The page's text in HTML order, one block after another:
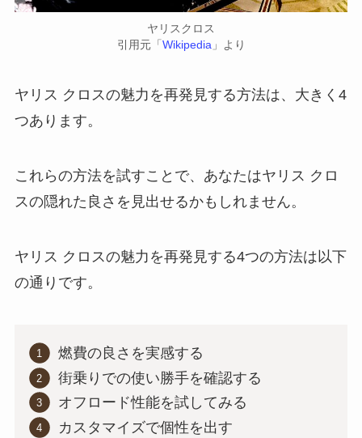
ヤリスクロス
引用元「 Wikipedia」より
ヤリス クロスの魅力を再発見する方法は、大きく4
つあります。
これらの方法を試すことで、あなたはヤリス クロ
スの隠れた良さを見出せるかもしれません。
ヤリス クロスの魅力を再発見する4つの方法は以下
の通りです。
燃費の良さを実感する
街乗りでの使い勝手を確認する
オフロード性能を試してみる
カスタマイズで個性を出す